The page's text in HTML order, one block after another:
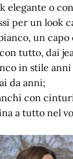
elegante o
per un look
un capo
tutto, dai
in stile anni
da anni;
con
a tutto nel